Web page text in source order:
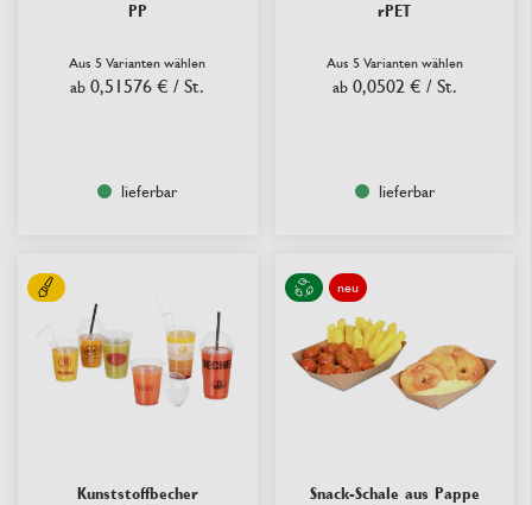
PP
Aus 5 Varianten wählen
ab 0,51576 € / St.
lieferbar
rPET
Aus 5 Varianten wählen
ab 0,0502 € / St.
lieferbar
Kunststoffbecher
neu
Snack-Schale aus Pappe